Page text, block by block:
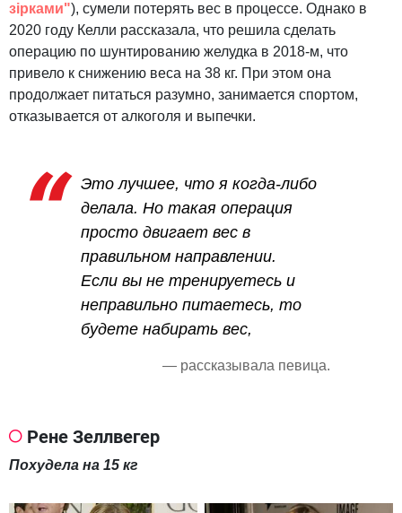
зірками"), сумели потерять вес в процессе. Однако в
2020 году Келли рассказала, что решила сделать
операцию по шунтированию желудка в 2018-м, что
привело к снижению веса на 38 кг. При этом она
продолжает питаться разумно, занимается спортом,
отказывается от алкоголя и выпечки.
Это лучшее, что я когда-либо
делала. Но такая операция
просто двигает вес в
правильном направлении.
Если вы не тренируетесь и
неправильно питаетесь, то
будете набирать вес, ­
— рассказывала певица.
Рене Зеллвегер
Похудела на 15 кг